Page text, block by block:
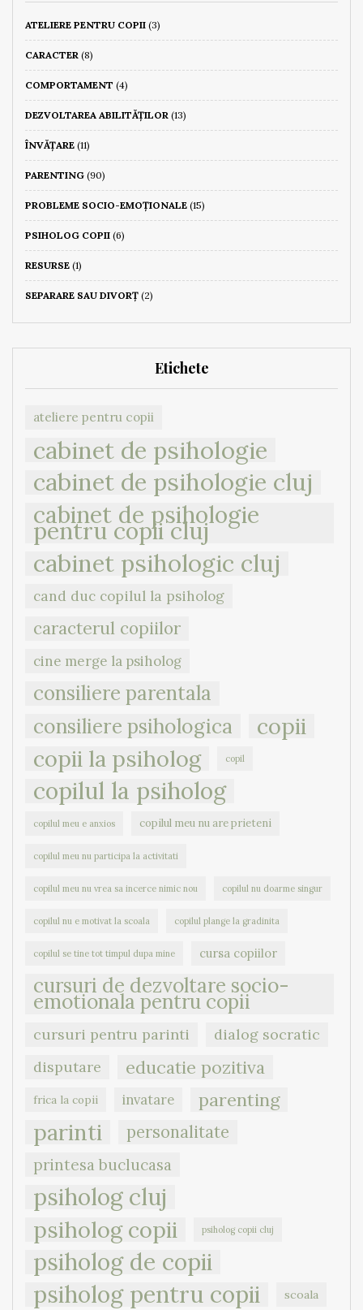
ATELIERE PENTRU COPII (3)
CARACTER (8)
COMPORTAMENT (4)
DEZVOLTAREA ABILITĂȚILOR (13)
ÎNVĂȚARE (11)
PARENTING (90)
PROBLEME SOCIO-EMOȚIONALE (15)
PSIHOLOG COPII (6)
RESURSE (1)
SEPARARE SAU DIVORȚ (2)
Etichete
ateliere pentru copii
cabinet de psihologie
cabinet de psihologie cluj
cabinet de psihologie
pentru copii cluj
cabinet psihologic cluj
cand duc copilul la psiholog
caracterul copiilor
cine merge la psiholog
consiliere parentala
consiliere psihologica copii
copii la psiholog copil
copilul la psiholog
copilul meu e anxios copilul meu nu are prieteni
copilul meu nu participa la activitati
copilul meu nu vrea sa incerce nimic nou copilul nu doarme singur
copilul nu e motivat la scoala copilul plange la gradinita
copilul se tine tot timpul dupa mine cursa copiilor
cursuri de dezvoltare socio-
emotionala pentru copii
cursuri pentru parinti
dialog socratic
disputare
educatie pozitiva
frica la copii invatare parenting
parinti personalitate
printesa buclucasa
psiholog cluj
psiholog copii
psiholog copii cluj
psiholog de copii
psiholog pentru copii
scoala